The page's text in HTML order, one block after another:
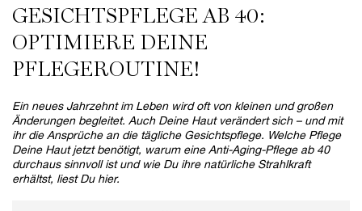
GESICHTSPFLEGE AB 40:
OPTIMIERE DEINE
PFLEGEROUTINE!
Ein neues Jahrzehnt im Leben wird oft von kleinen und großen
Änderungen begleitet. Auch Deine Haut verändert sich – und mit
ihr die Ansprüche an die tägliche Gesichtspflege. Welche Pflege
Deine Haut jetzt benötigt, warum eine Anti-Aging-Pflege ab 40
durchaus sinnvoll ist und wie Du ihre natürliche Strahlkraft
erhältst, liest Du hier.